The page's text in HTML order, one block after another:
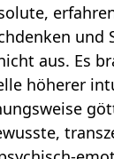
und
aus. Es
höherer